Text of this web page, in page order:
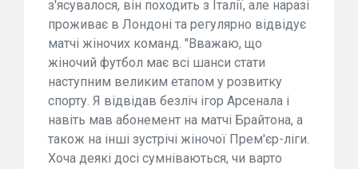
з'ясувалося, він походить з Італії, але наразі
проживає в Лондоні та регулярно відвідує
матчі жіночих команд. "Вважаю, що
жіночий футбол має всі шанси стати
наступним великим етапом у розвитку
спорту. Я відвідав безліч ігор Арсенала і
навіть мав абонемент на матчі Брайтона, а
також на інші зустрічі жіночої Прем'єр-ліги.
Хоча деякі досі сумніваються, чи варто